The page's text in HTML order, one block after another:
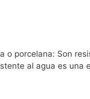
o porcelana: Son
al agua es una